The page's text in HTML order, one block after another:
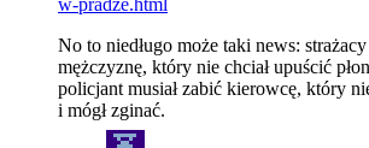
No to niedługo może taki news:
mężczyznę, który nie chciał upuścić
policjant musiał zabić kierowcę, który
i mógł zginać.